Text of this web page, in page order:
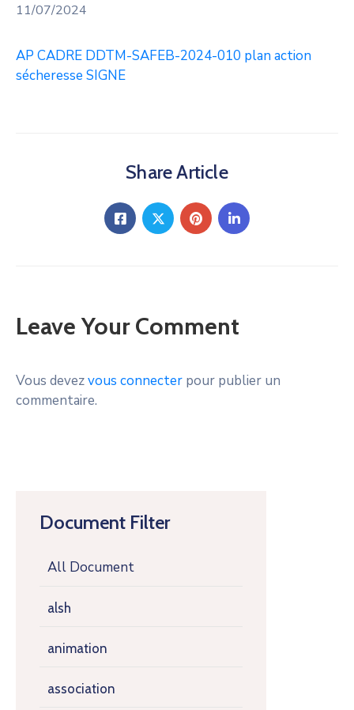
Document Filter
All Document
alsh
animation
association
11/07/2024
AP CADRE DDTM-SAFEB-2024-010 plan action
sécheresse SIGNE
Share Article
Leave Your Comment
Vous devezvous connecter pour publier un
commentaire.